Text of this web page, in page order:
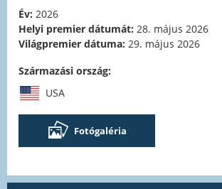
Év: 2026
Helyi premier dátumát: 28. május 2026
Világpremier dátuma: 29. május 2026
Származási ország:
USA
Fotógaléria